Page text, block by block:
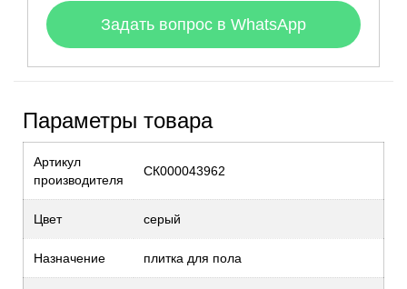
Задать вопрос в WhatsApp
Параметры товара
Артикул
производителя
СК000043962
Цвет серый
Назначение плитка для пола